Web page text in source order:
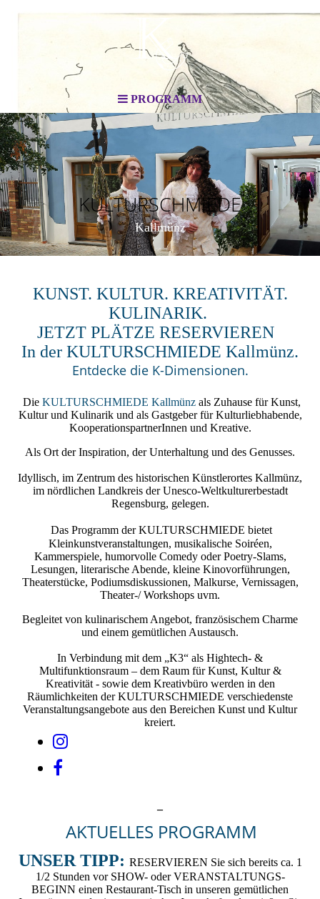
PROGRAMM
KULTURSCHMIEDE
Kallmünz
KUNST. KULTUR. KREATIVITÄT.
KULINARIK.
JETZT PLÄTZE RESERVIEREN
In der KULTURSCHMIEDE Kallmünz.
Entdecke die K-Dimensionen.
Die KULTURSCHMIEDE Kallmünz als Zuhause für Kunst,
Kultur und Kulinarik und als Gastgeber für Kulturliebhabende,
KooperationspartnerInnen und Kreative.
Als Ort der Inspiration, der Unterhaltung und des Genusses.
Idyllisch, im Zentrum des historischen Künstlerortes Kallmünz,
im nördlichen Landkreis der Unesco-Weltkulturerbestadt
Regensburg, gelegen.
Das Programm derKULTURSCHMIEDE bietet
Kleinkunstveranstaltungen, musikalische Soiréen,
Kammerspiele, humorvolle Comedy oder Poetry-Slams,
Lesungen, literarische Abende, kleine Kinovorführungen,
Theaterstücke, Podiumsdiskussionen, Malkurse, Vernissagen,
Theater-/ Workshops uvm.
Begleitet von kulinarischem Angebot, französischem Charme
und einem gemütlichen Austausch.
In Verbindung mit dem „K3“ als Hightech- &
Multifunktionsraum – dem Raum für Kunst, Kultur &
Kreativität - sowie dem Kreativbüro werden in den
Räumlichkeiten der KULTURSCHMIEDE verschiedenste
Veranstaltungsangebote aus den Bereichen Kunst und Kultur
kreiert.
AKTUELLES PROGRAMM
UNSER TIPP: RESERVIEREN Sie sich bereits ca. 1
1/2 Stunden vor SHOW- oder VERANSTALTUNGS-
BEGINN einen Restaurant-Tisch in unseren gemütlichen